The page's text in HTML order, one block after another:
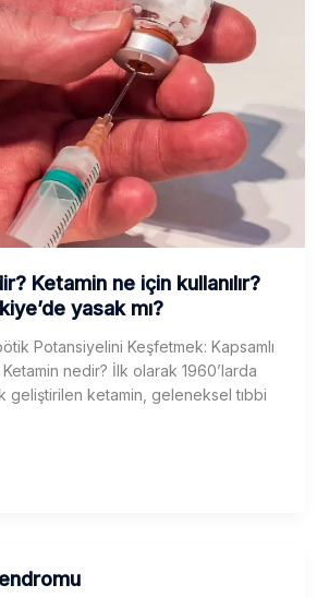
Ketamin ne için kullanılır?
yasak mı?
Potansiyelini Keşfetmek: Kapsamlı
Ketamin nedir? İlk olarak 1960’larda
geliştirilen ketamin, geleneksel tıbbi